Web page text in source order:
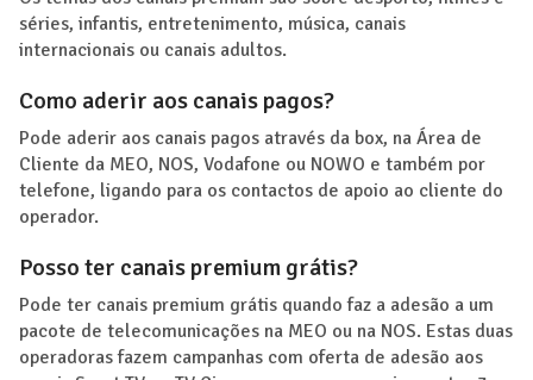
séries, infantis, entretenimento, música, canais
internacionais ou canais adultos.
Como aderir aos canais pagos?
Pode aderir aos canais pagos através da box, na Área de
Cliente da MEO, NOS, Vodafone ou NOWO e também por
telefone, ligando para os contactos de apoio ao cliente do
operador.
Posso ter canais premium grátis?
Pode ter canais premium grátis quando faz a adesão a um
pacote de telecomunicações na MEO ou na NOS. Estas duas
operadoras fazem campanhas com oferta de adesão aos